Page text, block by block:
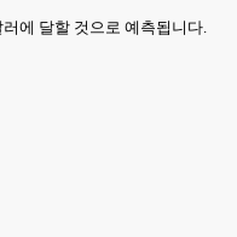
에 달할 것으로 예측됩니다.